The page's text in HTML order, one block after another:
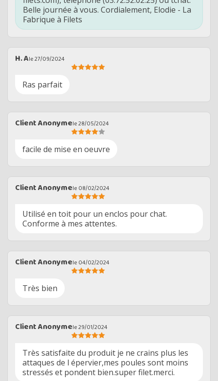
Belle journée à vous. Cordialement, Elodie - La
Fabrique à Filets
H. Ale 27/09/2024
Ras parfait
Client Anonymele 28/05/2024
facile de mise en oeuvre
Client Anonymele 08/02/2024
Utilisé en toit pour un enclos pour chat.
Conforme à mes attentes.
Client Anonymele 04/02/2024
Très bien
Client Anonymele 29/01/2024
Très satisfaite du produit je ne crains plus les
attaques de l épervier,mes poules sont moins
stressés et pondent bien.super filet.merci.